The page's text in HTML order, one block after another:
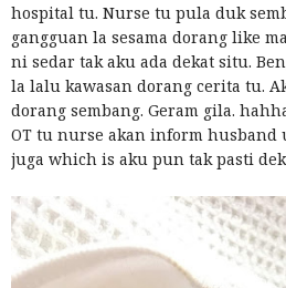
hospital tu. Nurse tu pula duk
gangguan la sesama dorang like
ni sedar tak aku ada dekat situ.
la lalu kawasan dorang cerita tu.
dorang sembang. Geram gila.
OT tu nurse akan inform husband
juga which is aku pun tak pasti